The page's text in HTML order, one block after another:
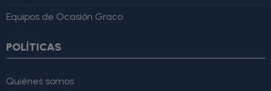
Equipos de Ocasión Graco
POLÍTICAS
Quiénes somos